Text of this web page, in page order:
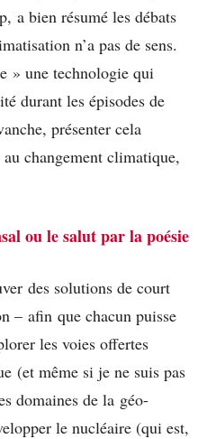
a bien résumé les débats
n’a pas de sens.
» une technologie qui
durant les épisodes de
présenter cela
changement climatique,
ou le salut par la poésie
des solutions de court
– afin que chacun puisse
les voies offertes
(et même si je ne suis pas
domaines de la géo-
le nucléaire (qui est,